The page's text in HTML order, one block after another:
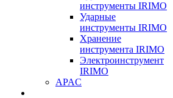
инструменты IRIMO
Ударные
инструменты IRIMO
Хранение
инструмента IRIMO
Электроинструмент
IRIMO
APAC